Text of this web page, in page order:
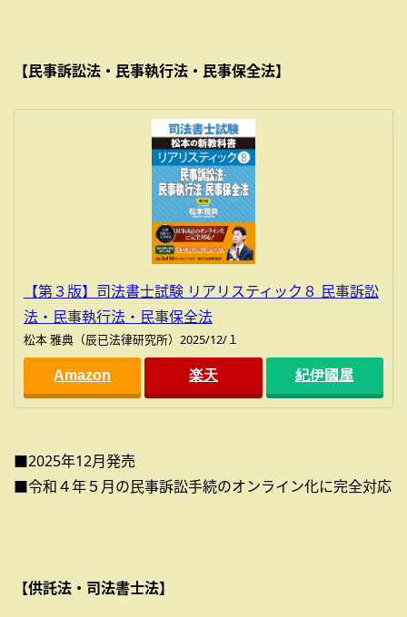
【民事訴訟法・民事執行法・民事保全法】
【第３版】司法書士試験 リアリスティック８ 民事訴訟
法・民事執行法・民事保全法
松本 雅典（辰已法律研究所）2025/12/１
Amazon 楽天 紀伊國屋
■2025年12月発売
■令和４年５月の民事訴訟手続のオンライン化に完全対応
【供託法・司法書士法】